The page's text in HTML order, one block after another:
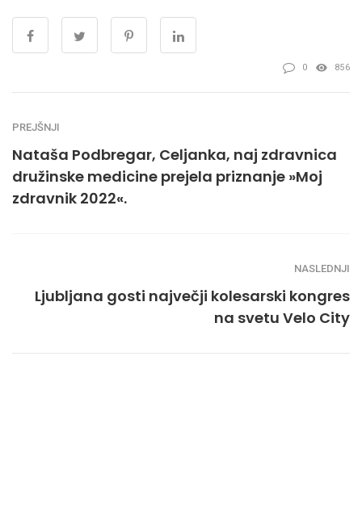
0 856
PREJŠNJI
Nataša Podbregar, Celjanka, naj zdravnica
družinske medicine prejela priznanje »Moj
zdravnik 2022«.
NASLEDNJI
Ljubljana gosti največji kolesarski kongres
na svetu Velo City